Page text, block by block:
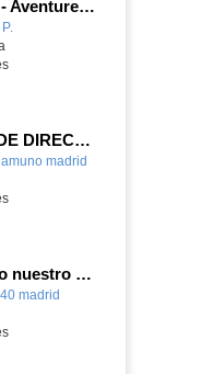
HELLO, TIM! - Aventureros digitales
PROYECTO DE DIRECCIÓN
madrid
Construyendo nuestro parque de atracciones
madrid